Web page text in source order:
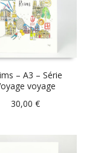
– A3 – Série
voyage
30,00€